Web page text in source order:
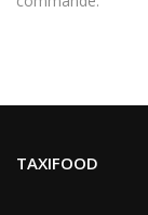
TAXIFOOD